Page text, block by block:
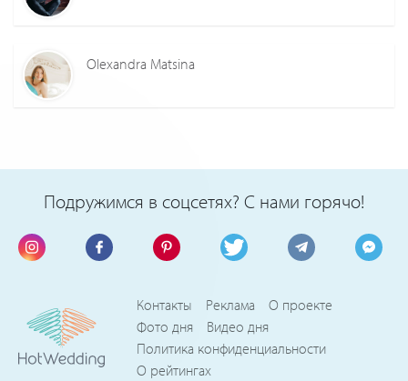
Olexandra Matsina
Подружимся в соцсетях? С нами горячо!
Контакты Реклама
О проекте
Фото дня
Видео дня
Политика конфиденциальности
О рейтингах